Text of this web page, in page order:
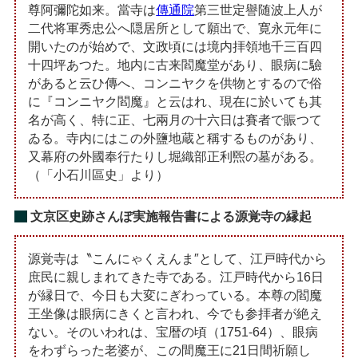
尊阿彌陀如来。當寺は傳通院第三世定譽随波上人が
二代将軍秀忠公へ隠居所として願出で、寛永元年に
開いたのが始めで、文政頃には境内拝領地千三百四
十四坪あつた。地内に古来閻魔堂があり、眼病に驗
があると云ひ傳へ、コンニヤクを供物とするので俗
に『コンニヤク閻魔』と云はれ、現在に於いても其
名が高く、特に正、七兩月の十六日は賽者で賑つて
ゐる。寺内にはこの外鹽地蔵と稱するものがあり、
又幕府の外國奉行たりし堀織部正利煕の墓がある。
（「小石川區史」より）
文京区史跡さんぽ実施報告書による源覚寺の縁起
源覚寺は〝こんにゃくえんま″として、江戸時代から
庶民に親しまれてきた寺である。江戸時代から16日
が縁日で、今日も大変にぎわっている。本尊の閻魔
王坐像は眼病にきくと言われ、今でも参拝者が絶え
ない。そのいわれは、宝暦の頃（1751-64）、眼病
をわずらった老婆が、この間魔王に21日間祈願し